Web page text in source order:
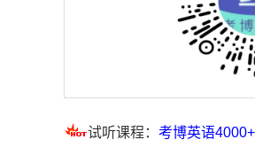
试听课程： 考博英语